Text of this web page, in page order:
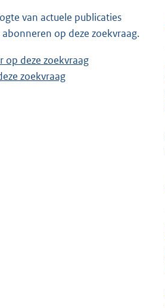
van actuele publicaties
op deze zoekvraag.
op deze zoekvraag
zoekvraag